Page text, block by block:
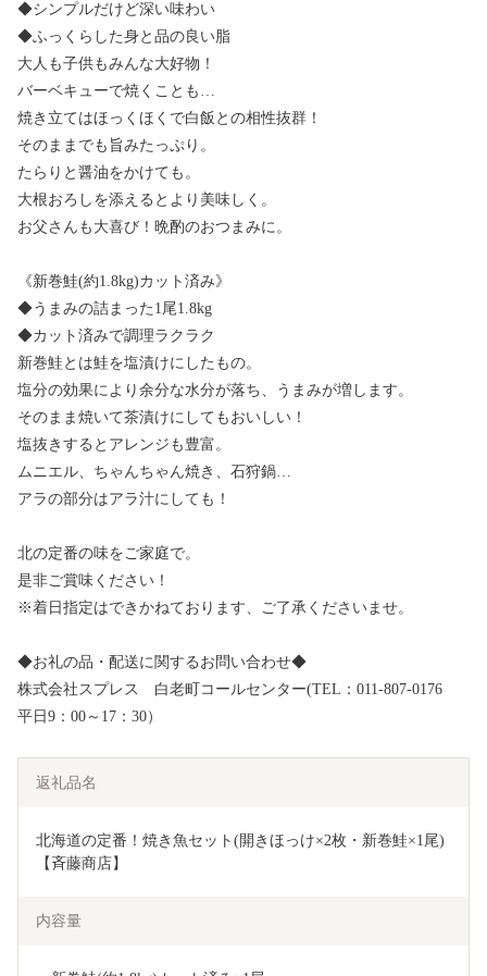
◆シンプルだけど深い味わい
◆ふっくらした身と品の良い脂
大人も子供もみんな大好物！
バーベキューで焼くことも…
焼き立てはほっくほくで白飯との相性抜群！
そのままでも旨みたっぷり。
たらりと醤油をかけても。
大根おろしを添えるとより美味しく。
お父さんも大喜び！晩酌のおつまみに。
《新巻鮭(約1.8kg)カット済み》
◆うまみの詰まった1尾1.8kg
◆カット済みで調理ラクラク
新巻鮭とは鮭を塩漬けにしたもの。
塩分の効果により余分な水分が落ち、うまみが増します。
そのまま焼いて茶漬けにしてもおいしい！
塩抜きするとアレンジも豊富。
ムニエル、ちゃんちゃん焼き、石狩鍋…
アラの部分はアラ汁にしても！
北の定番の味をご家庭で。
是非ご賞味ください！
※着日指定はできかねております、ご了承くださいませ。
◆お礼の品・配送に関するお問い合わせ◆
株式会社スプレス 白老町コールセンター(TEL：011-807-0176
平日9：00～17：30）
返礼品名
北海道の定番！焼き魚セット(開きほっけ×2枚・新巻鮭×1尾)
【斉藤商店】
内容量